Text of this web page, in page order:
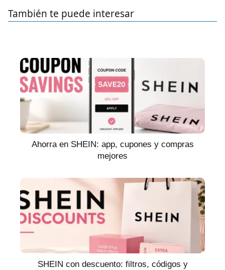
También te puede interesar
Ahorra en SHEIN: app, cupones y compras
mejores
SHEIN con descuento: filtros, códigos y